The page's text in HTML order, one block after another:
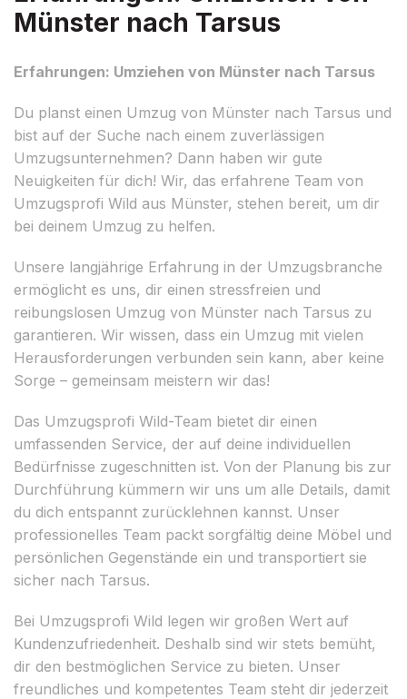
Münster nach Tarsus
Erfahrungen: Umziehen von Münster nach Tarsus
Du planst einen Umzug von Münster nach Tarsus und
bist auf der Suche nach einem zuverlässigen
Umzugsunternehmen? Dann haben wir gute
Neuigkeiten für dich! Wir, das erfahrene Team von
Umzugsprofi Wild aus Münster, stehen bereit, um dir
bei deinem Umzug zu helfen.
Unsere langjährige Erfahrung in der Umzugsbranche
ermöglicht es uns, dir einen stressfreien und
reibungslosen Umzug von Münster nach Tarsus zu
garantieren. Wir wissen, dass ein Umzug mit vielen
Herausforderungen verbunden sein kann, aber keine
Sorge – gemeinsam meistern wir das!
Das Umzugsprofi Wild-Team bietet dir einen
umfassenden Service, der auf deine individuellen
Bedürfnisse zugeschnitten ist. Von der Planung bis zur
Durchführung kümmern wir uns um alle Details, damit
du dich entspannt zurücklehnen kannst. Unser
professionelles Team packt sorgfältig deine Möbel und
persönlichen Gegenstände ein und transportiert sie
sicher nach Tarsus.
Bei Umzugsprofi Wild legen wir großen Wert auf
Kundenzufriedenheit. Deshalb sind wir stets bemüht,
dir den bestmöglichen Service zu bieten. Unser
freundliches und kompetentes Team steht dir jederzeit